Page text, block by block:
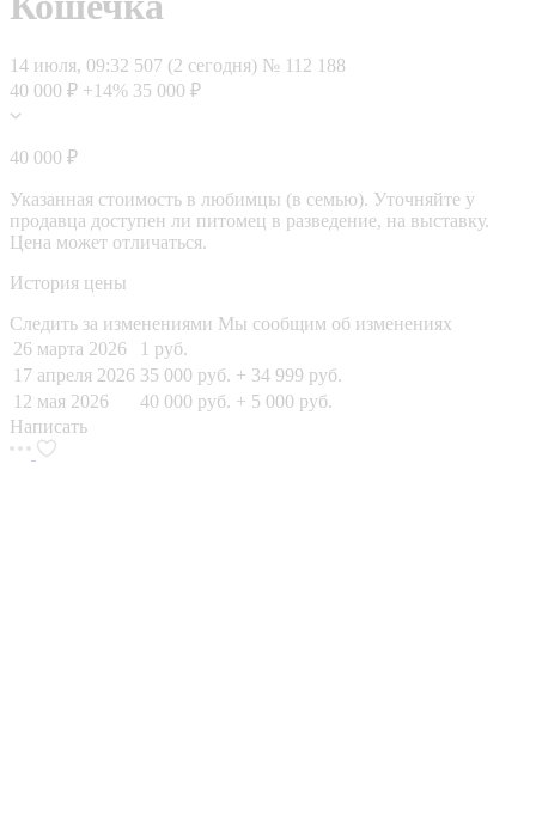
14 июля, 09:32 507 (2 сегодня) № 112 188
40 000 ₽ +14% 35 000 ₽
40 000 ₽
Указанная стоимость в любимцы (в семью). Уточняйте у
продавца доступен ли питомец в разведение, на выставку.
Цена может отличаться.
История цены
Следить за изменениями Мы сообщим об изменениях
26 марта 2026
1 руб.
17 апреля 2026 35 000 руб. + 34 999 руб.
12 мая 2026
40 000 руб. + 5 000 руб.
Написать